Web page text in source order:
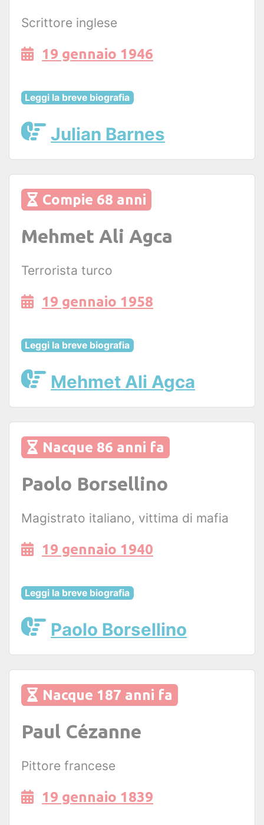
Scrittore inglese
19 gennaio 1946
Leggi la breve biografia
Julian Barnes
Compie 68 anni
Mehmet Ali Agca
Terrorista turco
19 gennaio 1958
Leggi la breve biografia
Mehmet Ali Agca
Nacque 86 anni fa
Paolo Borsellino
Magistrato italiano, vittima di mafia
19 gennaio 1940
Leggi la breve biografia
Paolo Borsellino
Nacque 187 anni fa
Paul Cézanne
Pittore francese
19 gennaio 1839